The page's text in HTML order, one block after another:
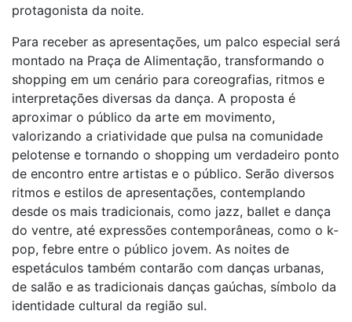
protagonista da noite.
Para receber as apresentações, um palco especial será
montado na Praça de Alimentação, transformando o
shopping em um cenário para coreografias, ritmos e
interpretações diversas da dança. A proposta é
aproximar o público da arte em movimento,
valorizando a criatividade que pulsa na comunidade
pelotense e tornando o shopping um verdadeiro ponto
de encontro entre artistas e o público. Serão diversos
ritmos e estilos de apresentações, contemplando
desde os mais tradicionais, como jazz, ballet e dança
do ventre, até expressões contemporâneas, como o k-
pop, febre entre o público jovem. As noites de
espetáculos também contarão com danças urbanas,
de salão e as tradicionais danças gaúchas, símbolo da
identidade cultural da região sul.